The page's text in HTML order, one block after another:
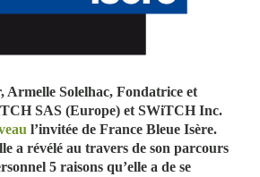
Solelhac, Fondatrice et
SAS (Europe) et SWiTCH Inc.
l’invitée de France Bleue Isère.
a révélé au travers de son parcours
5 raisons qu’elle a de se